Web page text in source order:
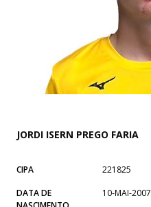
JORDI ISERN PREGO FARIA
CIPA
221825
DATA DE
10-MAI-2007